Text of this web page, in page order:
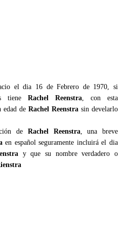
el dia 16 de Febrero de 1970, si
tiene Rachel Reenstra, con esta
edad de Rachel Reenstra sin develarlo
de Rachel Reenstra, una breve
en español seguramente incluirá el dia
y que su nombre verdadero o